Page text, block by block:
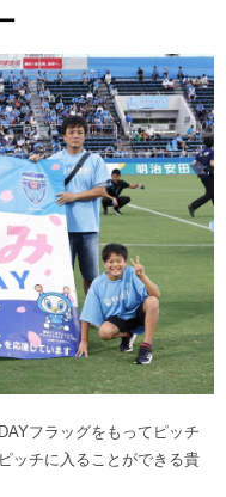
フラッグをもってピッチ
ッチに入ることができる貴